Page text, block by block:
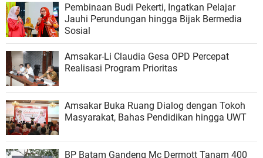
Pembinaan Budi Pekerti, Ingatkan Pelajar
Jauhi Perundungan hingga Bijak Bermedia
Sosial
Amsakar-Li Claudia Gesa OPD Percepat
Realisasi Program Prioritas
Amsakar Buka Ruang Dialog dengan Tokoh
Masyarakat, Bahas Pendidikan hingga UWT
BP Batam Gandeng Mc Dermott Tanam 400